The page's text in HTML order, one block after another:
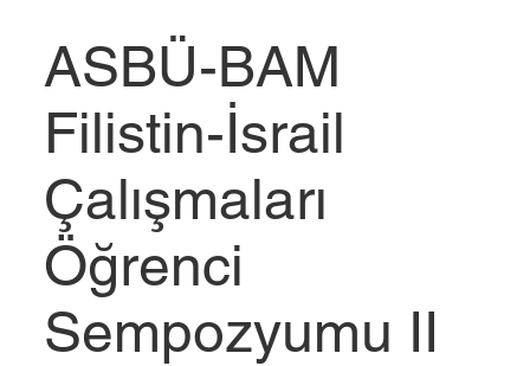
ASBÜ-BAM
Filistin-İsrail
Çalışmaları
Öğrenci
Sempozyumu II